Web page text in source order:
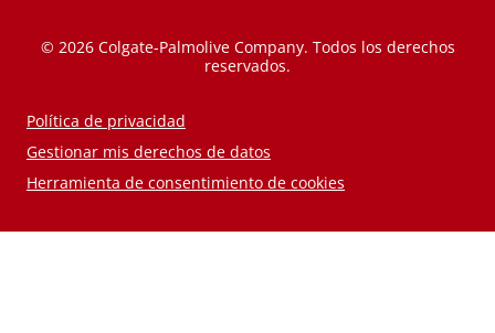
© 2026 Colgate-Palmolive Company. Todos los derechos
reservados.
Política de privacidad
Gestionar mis derechos de datos
Herramienta de consentimiento de cookies